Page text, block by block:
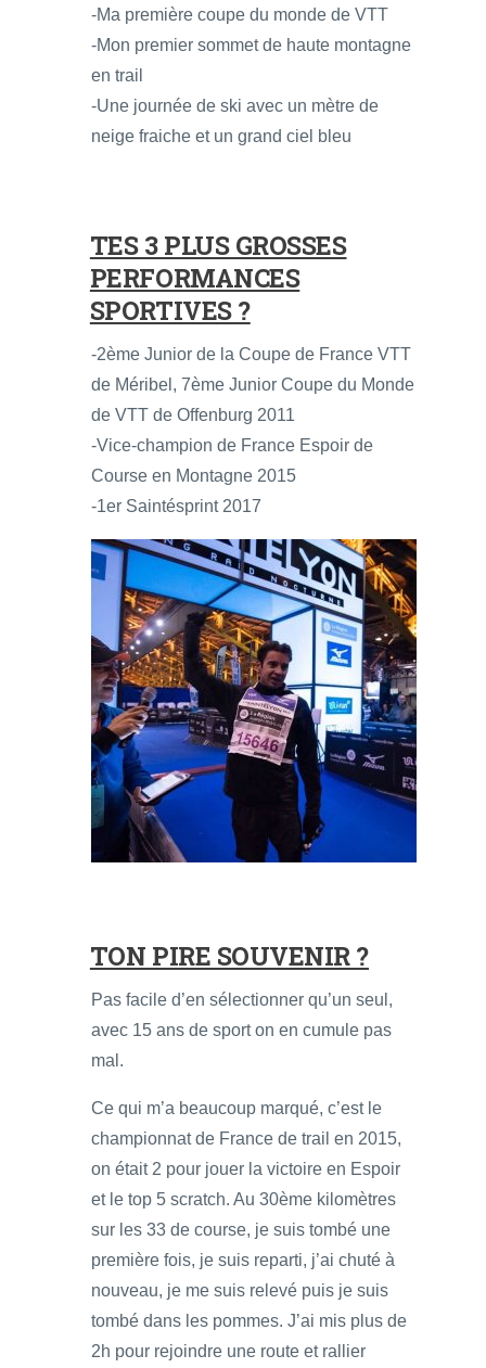
-Ma première coupe du monde de VTT
-Mon premier sommet de haute montagne
en trail
-Une journée de ski avec un mètre de
neige fraiche et un grand ciel bleu
TES 3 PLUS GROSSES
PERFORMANCES
SPORTIVES ?
-2ème Junior de la Coupe de France VTT
de Méribel, 7ème Junior Coupe du Monde
de VTT de Offenburg 2011
-Vice-champion de France Espoir de
Course en Montagne 2015
-1er Saintésprint 2017
TON PIRE SOUVENIR ?
Pas facile d’en sélectionner qu’un seul,
avec 15 ans de sport on en cumule pas
mal.
Ce qui m’a beaucoup marqué, c’est le
championnat de France de trail en 2015,
on était 2 pour jouer la victoire en Espoir
et le top 5 scratch. Au 30ème kilomètres
sur les 33 de course, je suis tombé une
première fois, je suis reparti, j’ai chuté à
nouveau, je me suis relevé puis je suis
tombé dans les pommes. J’ai mis plus de
2h pour rejoindre une route et rallier